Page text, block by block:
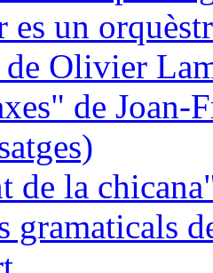
es un
de Olivier
de Joan-
de la
gramaticals